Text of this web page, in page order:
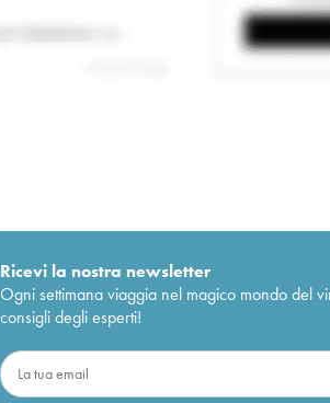
Ricevi la nostra newsletter
Ogni settimana viaggia nel magico mondo del
consigli degli esperti!